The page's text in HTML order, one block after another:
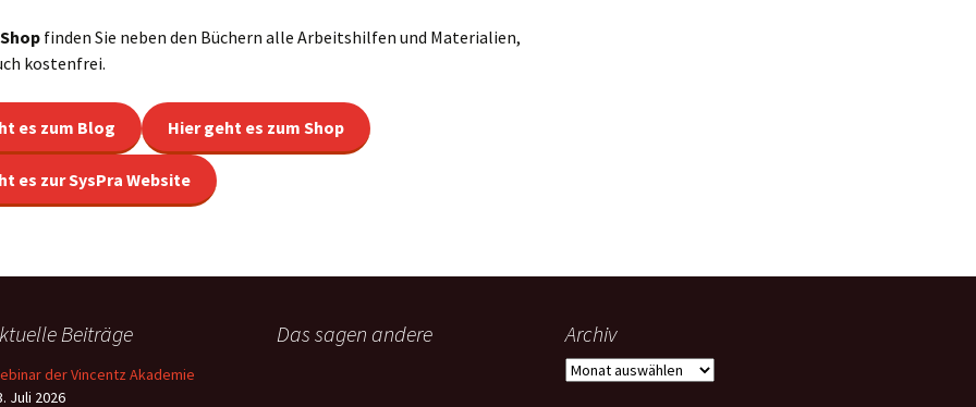
finden Sie neben den Büchern alle Arbeitshilfen und Materialien,
kostenfrei.
es zum Blog Hier geht es zum Shop
es zur SysPra Website
Beiträge
der Vincentz Akademie
Juli 2026
Das sagen andere Archiv
Archiv